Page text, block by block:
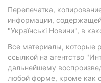
Перепечатка,
информации,
"Українські Новини", в
Все материалы, которые
ссылкой на агентство
дальнейшему
любой форме, кроме как